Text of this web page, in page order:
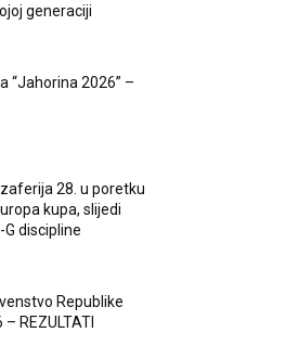
generaciji
“Jahorina 2026” –
28. u poretku
kupa, slijedi
discipline
Republike
REZULTATI